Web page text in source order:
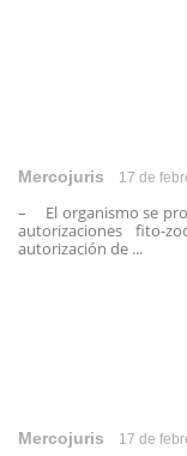
Mercojuris 17 de
– El organismo se
autorizaciones fito-
autorización de ...
Mercojuris 17 de